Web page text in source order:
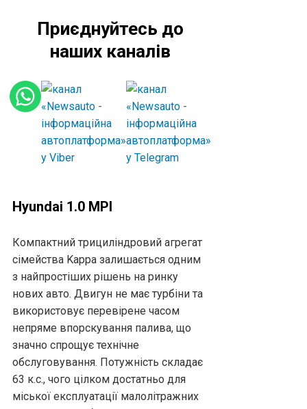
Приєднуйтесь до
наших каналів
Hyundai 1.0 MPI
Компактний трициліндровий агрегат
сімейства Kappa залишається одним
з найпростіших рішень на ринку
нових авто. Двигун не має турбіни та
використовує перевірене часом
непряме впорскування палива, що
значно спрощує технічне
обслуговування. Потужність складає
63 к.с., чого цілком достатньо для
міської експлуатації малолітражних